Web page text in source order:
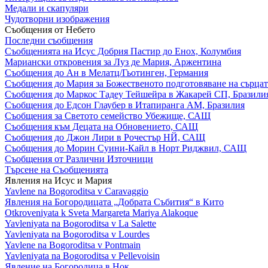
Медали и скапуляри
Чудотворни изображения
Съобщения от Небето
Последни съобщения
Съобщенията на Исус Добрия Пастир до Енох, Колумбия
Мариански откровения за Луз де Мария, Аржентина
Съобщения до Ан в Мелатц/Гьотинген, Германия
Съобщения до Мария за Божественото подготовяване на
Съобщения до Маркос Тадеу Тейшейра в Жакарей СП,
Съобщения до Едсон Глаубер в Итапиранга АМ, Бразилия
Съобщения за Светото семейство Убежище, САЩ
Съобщения към Децата на Обновението, САЩ
Съобщения до Джон Лири в Рочестър НЙ, САЩ
Съобщения до Морин Суини-Кайл в Норт Риджвил, САЩ
Съобщения от Различни Източници
Търсене на Съобщенията
Явления на Исус и Мария
Yavlene na Bogoroditsa v Caravaggio
Явления на Богородицата „Добрата Събития“ в Кито
Otkroveniyata k Sveta Margareta Mariya Alakoque
Yavleniyata na Bogoroditsa v La Salette
Yavleniyata na Bogoroditsa v Lourdes
Yavlene na Bogoroditsa v Pontmain
Yavleniyata na Bogoroditsa v Pellevoisin